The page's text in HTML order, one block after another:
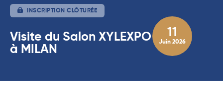
INSCRIPTION CLÔTURÉE
Visite du Salon XYLEXPO
à MILAN
11
Juin 2026